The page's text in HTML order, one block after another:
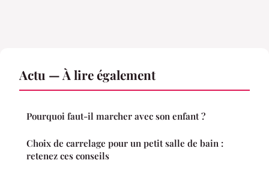
Actu — À lire également
Pourquoi faut-il marcher avec son enfant ?
Choix de carrelage pour un petit salle de bain :
retenez ces conseils